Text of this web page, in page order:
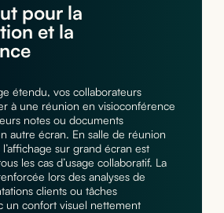
pour la
et la
étendu, vos collaborateurs
à une réunion en visioconférence
notes ou documents
autre écran. En salle de réunion
sur grand écran est
les cas d’usage collaboratif. La
lors des analyses de
clients ou tâches
un confort visuel nettement